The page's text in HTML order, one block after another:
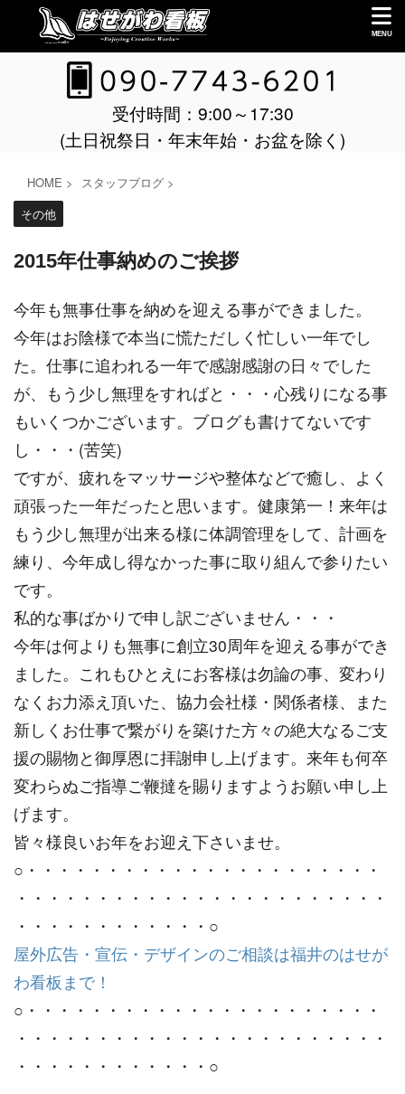
受付時間：9:00～17:30
(土日祝祭日・年末年始・お盆を除く)
HOME > スタッフブログ >
その他
2015年仕事納めのご挨拶
今年も無事仕事を納めを迎える事ができました。
今年はお陰様で本当に慌ただしく忙しい一年でし
た。仕事に追われる一年で感謝感謝の日々でした
が、もう少し無理をすればと・・・心残りになる事
もいくつかございます。ブログも書けてないです
し・・・(苦笑)
ですが、疲れをマッサージや整体などで癒し、よく
頑張った一年だったと思います。健康第一！来年は
もう少し無理が出来る様に体調管理をして、計画を
練り、今年成し得なかった事に取り組んで参りたい
です。
私的な事ばかりで申し訳ございません・・・
今年は何よりも無事に創立30周年を迎える事ができ
ました。これもひとえにお客様は勿論の事、変わり
なくお力添え頂いた、協力会社様・関係者様、また
新しくお仕事で繋がりを築けた方々の絶大なるご支
援の賜物と御厚恩に拝謝申し上げます。来年も何卒
変わらぬご指導ご鞭撻を賜りますようお願い申し上
げます。
皆々様良いお年をお迎え下さいませ。
○・・・・・・・・・・・・・・・・・・・・・・
・・・・・・・・・・・・・・・・・・・・・・・
・・・・・・・・・・・・○
屋外広告・宣伝・デザインのご相談は福井のはせが
わ看板まで！
○・・・・・・・・・・・・・・・・・・・・・・
・・・・・・・・・・・・・・・・・・・・・・・
・・・・・・・・・・・・○